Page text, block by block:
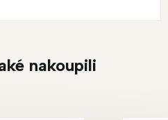
nakoupili